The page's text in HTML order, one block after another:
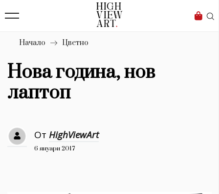
Бизнес
Мода
Dialogue
Изкуство
4340
Красота
777
Начало Цветно
Нова година, нов
лаптоп
От HighViewArt
6 януари 2017